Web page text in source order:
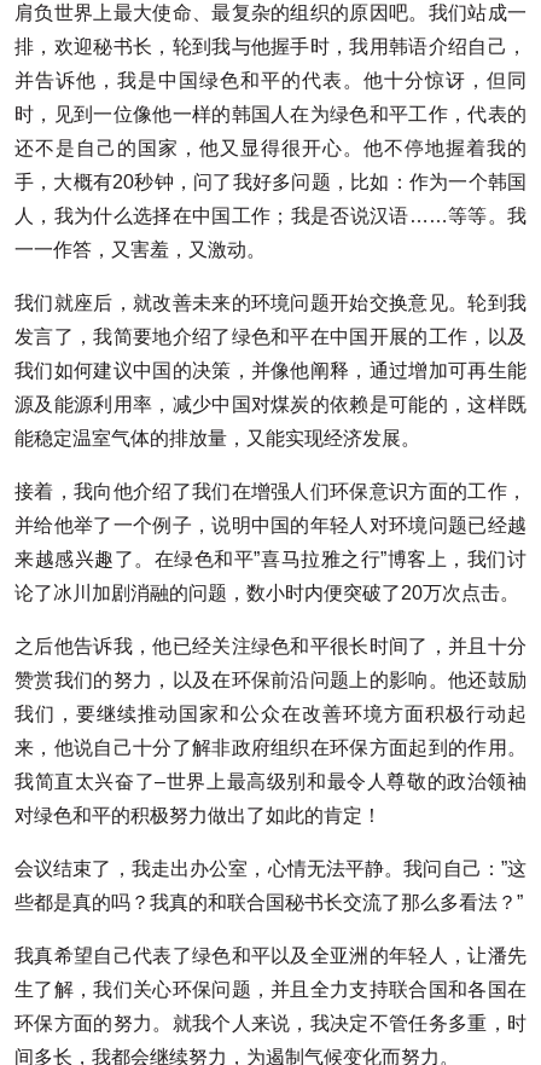
肩负世界上最大使命、最复杂的组织的原因吧。我们站成一
排，欢迎秘书长，轮到我与他握手时，我用韩语介绍自己，
并告诉他，我是中国绿色和平的代表。他十分惊讶，但同
时，见到一位像他一样的韩国人在为绿色和平工作，代表的
还不是自己的国家，他又显得很开心。他不停地握着我的
手，大概有20秒钟，问了我好多问题，比如：作为一个韩国
人，我为什么选择在中国工作；我是否说汉语……等等。我
一一作答，又害羞，又激动。
我们就座后，就改善未来的环境问题开始交换意见。轮到我
发言了，我简要地介绍了绿色和平在中国开展的工作，以及
我们如何建议中国的决策，并像他阐释，通过增加可再生能
源及能源利用率，减少中国对煤炭的依赖是可能的，这样既
能稳定温室气体的排放量，又能实现经济发展。
接着，我向他介绍了我们在增强人们环保意识方面的工作，
并给他举了一个例子，说明中国的年轻人对环境问题已经越
来越感兴趣了。在绿色和平”喜马拉雅之行”博客上，我们讨
论了冰川加剧消融的问题，数小时内便突破了20万次点击。
之后他告诉我，他已经关注绿色和平很长时间了，并且十分
赞赏我们的努力，以及在环保前沿问题上的影响。他还鼓励
我们，要继续推动国家和公众在改善环境方面积极行动起
来，他说自己十分了解非政府组织在环保方面起到的作用。
我简直太兴奋了–世界上最高级别和最令人尊敬的政治领袖
对绿色和平的积极努力做出了如此的肯定！
会议结束了，我走出办公室，心情无法平静。我问自己：”这
些都是真的吗？我真的和联合国秘书长交流了那么多看法？”
我真希望自己代表了绿色和平以及全亚洲的年轻人，让潘先
生了解，我们关心环保问题，并且全力支持联合国和各国在
环保方面的努力。就我个人来说，我决定不管任务多重，时
间多长，我都会继续努力，为遏制气候变化而努力。